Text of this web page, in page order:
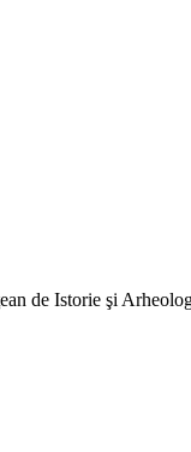
de Istorie şi